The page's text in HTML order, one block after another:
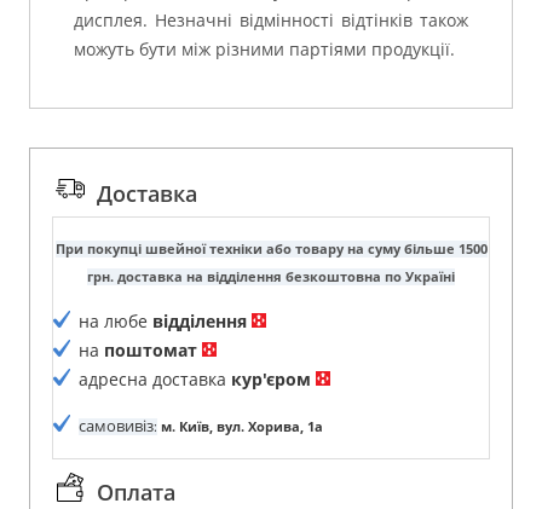
дисплея. Незначні відмінності відтінків також
можуть бути між різними партіями продукції.
Доставка
При покупці швейної техніки або товару на суму більше 1500
грн. доставка на відділення безкоштовна по Україні
на любе відділення
на поштомат
адресна доставка кур'єром
самовивіз: м. Київ, вул. Хорива, 1а
Оплата